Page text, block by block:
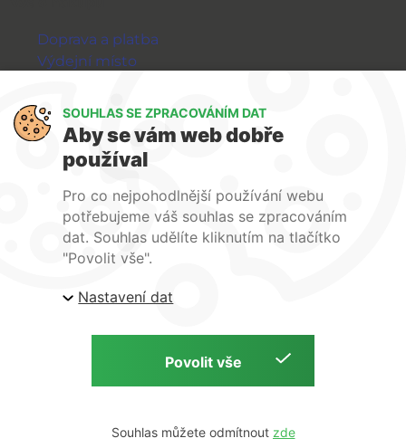
Doprava a platba
Výdejní místo
GDPR
WIRPO s.r.o.
Obchodní podmínky
O nás
Kontakty
Firemní web
E-shop Wirpo.cz, Škrobárenská 518/16, Brno
Copyright © 2026 E-shop Wirpo.cz | by
SOUHLAS SE ZPRACOVÁNÍM DAT
Aby se vám web dobře
používal
Pro co nejpohodlnější používání webu
potřebujeme váš souhlas se zpracováním
dat. Souhlas udělíte kliknutím na tlačítko
"Povolit vše".
Nastavení dat
Souhlas můžete odmítnout